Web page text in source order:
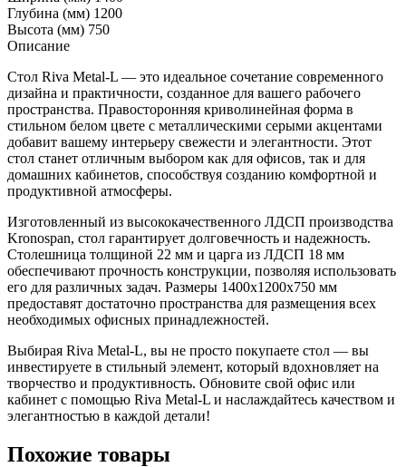
Глубина (мм) 1200
Высота (мм) 750
Описание
Стол Riva Metal-L — это идеальное сочетание современного
дизайна и практичности, созданное для вашего рабочего
пространства. Правосторонняя криволинейная форма в
стильном белом цвете с металлическими серыми акцентами
добавит вашему интерьеру свежести и элегантности. Этот
стол станет отличным выбором как для офисов, так и для
домашних кабинетов, способствуя созданию комфортной и
продуктивной атмосферы.
Изготовленный из высококачественного ЛДСП производства
Kronospan, стол гарантирует долговечность и надежность.
Столешница толщиной 22 мм и царга из ЛДСП 18 мм
обеспечивают прочность конструкции, позволяя использовать
его для различных задач. Размеры 1400x1200x750 мм
предоставят достаточно пространства для размещения всех
необходимых офисных принадлежностей.
Выбирая Riva Metal-L, вы не просто покупаете стол — вы
инвестируете в стильный элемент, который вдохновляет на
творчество и продуктивность. Обновите свой офис или
кабинет с помощью Riva Metal-L и наслаждайтесь качеством и
элегантностью в каждой детали!
Похожие товары